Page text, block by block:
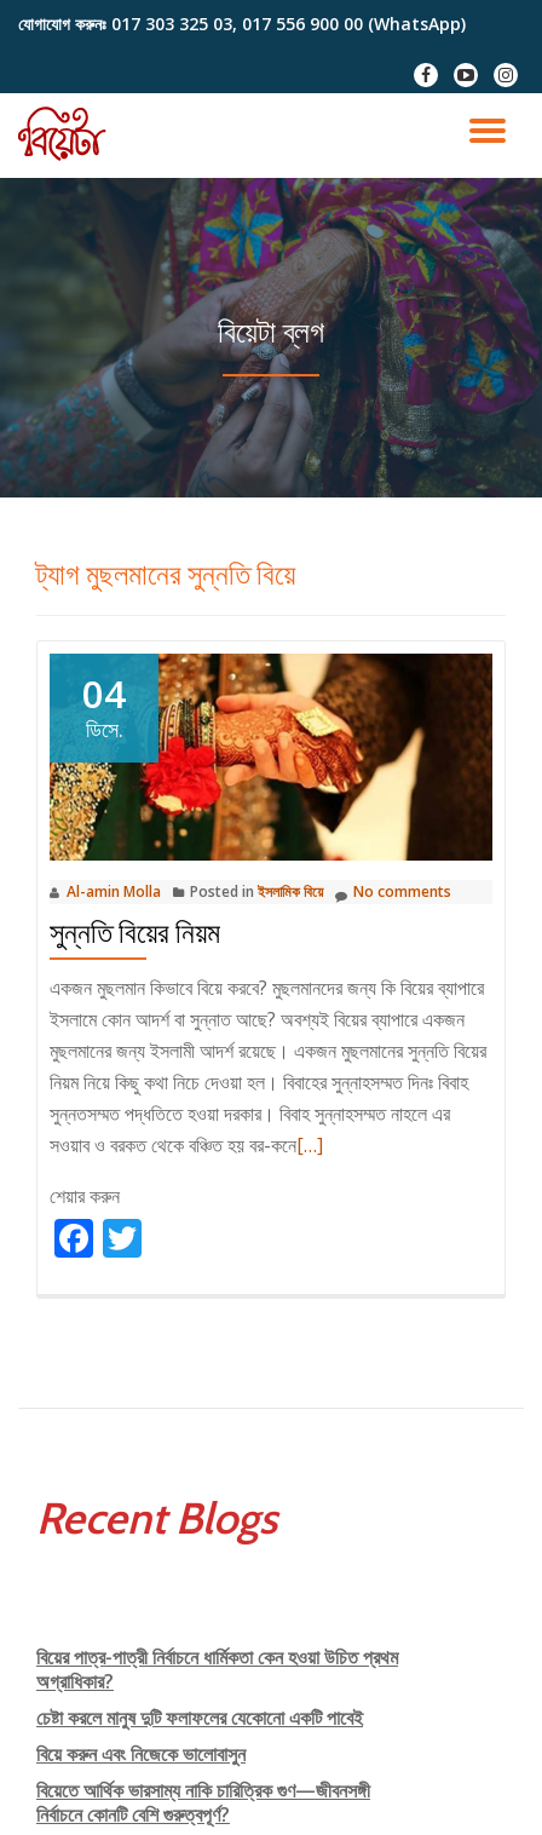
content
যোগাযোগ করুনঃ 017 303 325 03, 017 556 900 00 (WhatsApp)
fa-
facebook
fa-
youtube-
play
fa-
বিয়েটা ব্লগ
ট্যাগমুছলমানের সুন্নতি বিয়ে
04
ডিসে.
Al-amin Molla Posted in ইসলামিক বিয়ে No comments
সুন্নতি বিয়ের নিয়ম
একজন মুছলমান কিভাবে বিয়ে করবে? মুছলমানদের জন্য কি বিয়ের ব্যাপারে
ইসলামে কোন আদর্শ বা সুন্নাত আছে? অবশ্যই বিয়ের ব্যাপারে একজন
মুছলমানের জন্য ইসলামী আদর্শ রয়েছে। একজন মুছলমানের সুন্নতি বিয়ের
নিয়ম নিয়ে কিছু কথা নিচে দেওয়া হল। বিবাহের সুন্নাহসম্মত দিনঃ বিবাহ
সুন্নতসম্মত পদ্ধতিতে হওয়া দরকার। বিবাহ সুন্নাহসম্মত নাহলে এর
সওয়াব ও বরকত থেকে বঞ্চিত হয় বর-কনেRead
[…]
শেয়ার করুন
Facebook
Recent Blogs
বিয়ের পাত্র-পাত্রী নির্বাচনে ধার্মিকতা কেন হওয়া উচিত প্রথম
অগ্রাধিকার?
চেষ্টা করলে মানুষ দুটি ফলাফলের যেকোনো একটি পাবেই
বিয়ে করুন এবং নিজেকে ভালোবাসুন
বিয়েতে আর্থিক ভারসাম্য নাকি চারিত্রিক গুণ—জীবনসঙ্গী
নির্বাচনে কোনটি বেশি গুরুত্বপূর্ণ?